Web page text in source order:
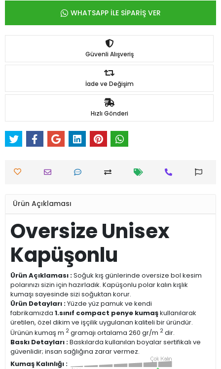
WHATSAPP İLE SİPARİŞ VER
Güvenli Alışveriş
İade ve Değişim
Hızlı Gönderi
Ürün Açıklaması
Oversize Unisex
Kapüşonlu
Ürün Açıklaması :Soğuk kış günlerinde oversize bol kesim
polarınızı sizin için hazırladık. Kapüşonlu polar kalın kışlık
kumaşı sayesinde sizi soğuktan korur.
Ürün Detayları :Yüzde yüz pamuk ve kendi
fabrikamızda 1.sınıf compact penye kumaşkullanılarak
üretilen, özel dikim ve işçilik uygulanan kaliteli bir üründür.
Ürünün kumaş m 2 gramajı ortalama 260 gr/m 2 dir.
Baskı Detayları :Baskılarda kullanılan boyalar sertifikalı ve
güvenlidir; insan sağlığına zarar vermez.
Kumaş Kalınlığı :